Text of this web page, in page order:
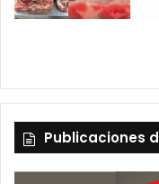
Publicaciones